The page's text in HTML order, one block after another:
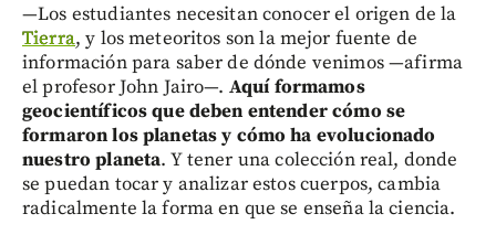
—Los estudiantes necesitan conocer el origen de la
Tierra, y los meteoritos son la mejor fuente de
información para saber de dónde venimos —afirma
el profesor John Jairo—. Aquí formamos
geocientíficos que deben entender cómo se
formaron los planetas y cómo ha evolucionado
nuestro planeta. Y tener una colección real, donde
se puedan tocar y analizar estos cuerpos, cambia
radicalmente la forma en que se enseña la ciencia.